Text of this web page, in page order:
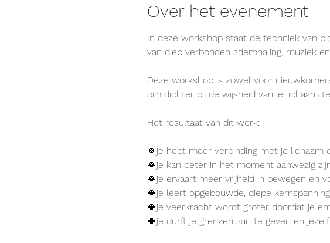
Over het evenement
In deze workshop staat de techniek van
van diep verbonden ademhaling, muziek
Deze workshop is zowel voor
om dichter bij de wijsheid van je lichaam
Het resultaat van dit werk:
🍀je hebt meer verbinding met je lichaam
🍀je kan beter in het moment aanwezig
🍀je ervaart meer vrijheid in bewegen en
🍀je leert opgebouwde, diepe
🍀je veerkracht wordt groter doordat je
🍀je durft je grenzen aan te geven en